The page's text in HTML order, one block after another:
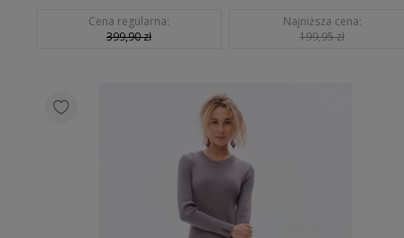
Cena regularna:
399,90 zł
Najniższa cena:
199,95 zł